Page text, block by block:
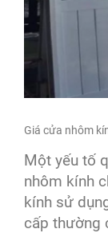
Giá cửa nhôm
Một yếu tố
nhôm kính
kính sử
cấp thường